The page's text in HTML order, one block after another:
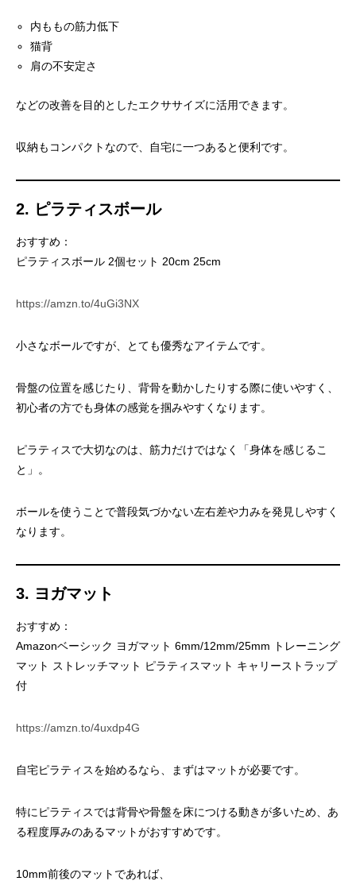
内ももの筋力低下
猫背
肩の不安定さ
などの改善を目的としたエクササイズに活用できます。
収納もコンパクトなので、自宅に一つあると便利です。
2. ピラティスボール
おすすめ：
ピラティスボール 2個セット 20cm 25cm
https://amzn.to/4uGi3NX
小さなボールですが、とても優秀なアイテムです。
骨盤の位置を感じたり、背骨を動かしたりする際に使いやすく、
初心者の方でも身体の感覚を掴みやすくなります。
ピラティスで大切なのは、筋力だけではなく「身体を感じるこ
と」。
ボールを使うことで普段気づかない左右差や力みを発見しやすく
なります。
3. ヨガマット
おすすめ：
Amazonベーシック ヨガマット 6mm/12mm/25mm トレーニング
マット ストレッチマット ピラティスマット キャリーストラップ
付
https://amzn.to/4uxdp4G
自宅ピラティスを始めるなら、まずはマットが必要です。
特にピラティスでは背骨や骨盤を床につける動きが多いため、あ
る程度厚みのあるマットがおすすめです。
10mm前後のマットであれば、